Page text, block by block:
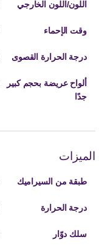
اللون/اللون الخارجي
وقت الإحماء
درجة الحرارة القصوى
ألواح عريضة بحجم كبير
جدًا
الميزات
طبقة من السيراميك
درجة الحرارة
سلك دوّار